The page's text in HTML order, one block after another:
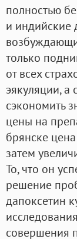
полностью
и индийские
только
от всех
эякуляции, а
сэкономить
цены на
брянске
затем
То, что он
решение
дапоксетин
совершения